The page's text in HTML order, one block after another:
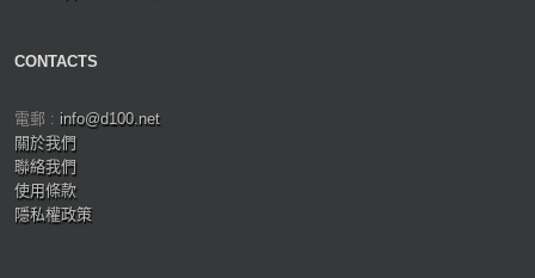
CONTACTS
電郵 : info@d100.net
關於我們
聯絡我們
使用條款
隱私權政策